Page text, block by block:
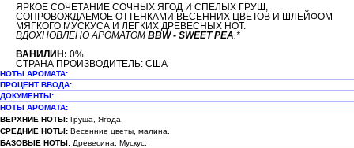
ЯРКОЕ СОЧЕТАНИЕ СОЧНЫХ ЯГОД И СПЕЛЫХ ГРУШ,
СОПРОВОЖДАЕМОЕ ОТТЕНКАМИ ВЕСЕННИХ ЦВЕТОВ И ШЛЕЙФОМ
МЯГКОГО МУСКУСА И ЛЕГКИХ ДРЕВЕСНЫХ НОТ.
ВДОХНОВЛЕНО АРОМАТОМ BBW - SWEET PEA .*
ВАНИЛИН: 0%
СТРАНА ПРОИЗВОДИТЕЛЬ: США
НОТЫ АРОМАТА:
ПРОЦЕНТ ВВОДА:
ДОКУМЕНТЫ:
НОТЫ АРОМАТА:
ВЕРХНИЕ НОТЫ: Груша, Ягода.
СРЕДНИЕ НОТЫ: Весенние цветы, малина.
БАЗОВЫЕ НОТЫ: Древесина, Мускус.